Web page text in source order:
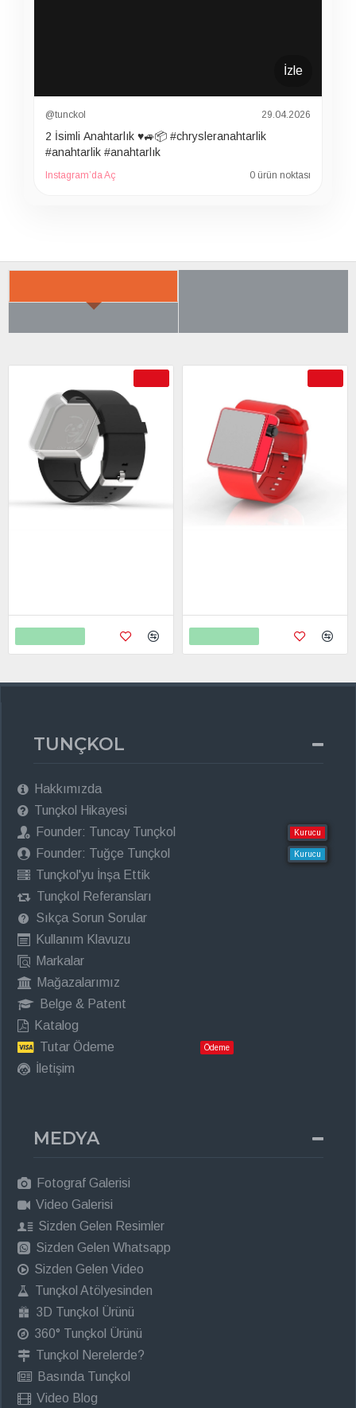
İzle
@tunckol 29.04.2026
2 İsimli Anahtarlık ♥️🚙📦 #chrysleranahtarlik
#anahtarlik #anahtarlık
Instagram’da Aç 0 ürün noktası
TUNÇKOL
Hakkımızda
Tunçkol Hikayesi
Founder: Tuncay Tunçkol
Kurucu
Founder: Tuğçe Tunçkol Kurucu
Tunçkol'yu İnşa Ettik
Tunçkol Referansları
Sıkça Sorun Sorular
Kullanım Klavuzu
Markalar
Mağazalarımız
Belge & Patent
Katalog
Tutar Ödeme
Ödeme
İletişim
MEDYA
Fotograf Galerisi
Video Galerisi
Sizden Gelen Resimler
Sizden Gelen Whatsapp
Sizden Gelen Video
Tunçkol Atölyesinden
3D Tunçkol Ürünü
360° Tunçkol Ürünü
Tunçkol Nerelerde?
Basında Tunçkol
Video Blog